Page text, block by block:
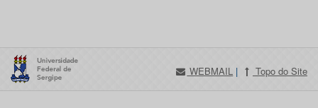
WEBMAIL | Topo do Site